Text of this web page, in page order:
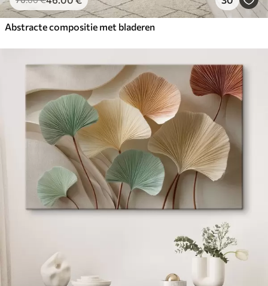
Abstracte compositie met bladeren